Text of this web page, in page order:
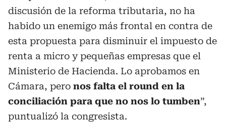
discusión de la reforma tributaria, no ha
habido un enemigo más frontal en contra de
esta propuesta para disminuir el impuesto de
renta a micro y pequeñas empresas que el
Ministerio de Hacienda. Lo aprobamos en
Cámara, pero nos falta el round en la
conciliación para que no nos lo tumben”,
puntualizó la congresista.